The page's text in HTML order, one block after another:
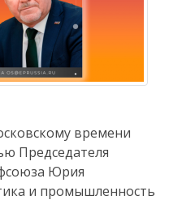
времени
Председателя
Юрия
и промышленность